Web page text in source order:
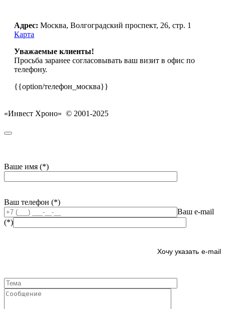
Адрес: Москва, Волгоградский проспект, 26, стр. 1
Карта
Уважаемые клиенты!
Просьба заранее согласовывать ваш визит в офис по
телефону.
{{option/телефон_москва}}
«Инвест Хроно» © 2001-2025
Ваше имя (*)
Ваш телефон (*)
Ваш e-mail
(*)
e-mail